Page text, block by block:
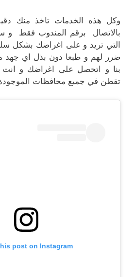
وكل هذه الخدمات تاخذ منك
بالاتصال برقم المندوب فقط و
التي تريد و على اغراضك بشكل
ضرر لهم و طبعا دون بذل اي جهد
بنا و اتحصل على اغراضك و انت
تقطن في جميع محافظات
post on Instagram